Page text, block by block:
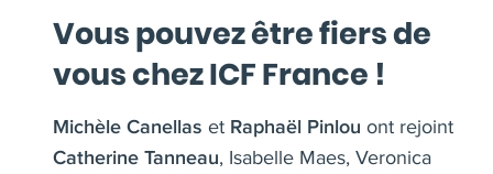
Vous pouvez être fiers de
vous chez ICF France !
Michèle Canellas et Raphaël Pinlou ont rejoint
Catherine Tanneau, Isabelle Maes, Veronica